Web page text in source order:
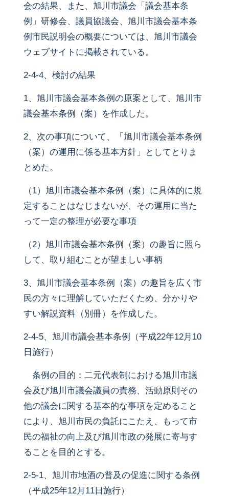
会の結果、また、旭川市議会「議会基本条
例」研修会、議員協議会、旭川市議会基本条
例市民説明会の概要については、旭川市議会
ウェブサイトに掲載されている。
2-4-4、検討の結果
1、旭川市議会基本条例の原案として、旭川市
議会基本条例（案）を作成した。
2、次の事項について、「旭川市議会基本条例
（案）の運用に係る基本方針」としてとりま
とめた。
（1）旭川市議会基本条例（案）に具体的に規
定することはなじまないが、その運用に当た
って一定の整理が必要な事項
（2）旭川市議会基本条例（案）の趣旨に照ら
して、取り組むことが望ましい事柄
3、旭川市議会基本条例（案）の趣旨を広く市
民の方々に理解していただくため、分かりや
すい解説資料（別冊）を作成した。
2-4-5、旭川市議会基本条例（平成22年12月10
日施行）
条例の目的：二元代表制における旭川市議
会及び旭川市議会議員の責務、活動原則その
他の議会に関する基本的な事項を定めること
により、旭川市民の負託にこたえ、もって市
民の福祉の向上及び旭川市政の発展に寄与す
ることを目的とする。
2-5-1、旭川市地酒の普及の促進に関する条例
（平成25年12月11日施行）